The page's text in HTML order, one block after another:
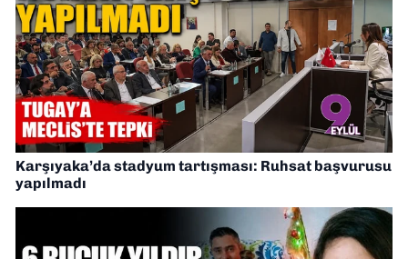
Karşıyaka’da stadyum tartışması: Ruhsat başvurusu
yapılmadı